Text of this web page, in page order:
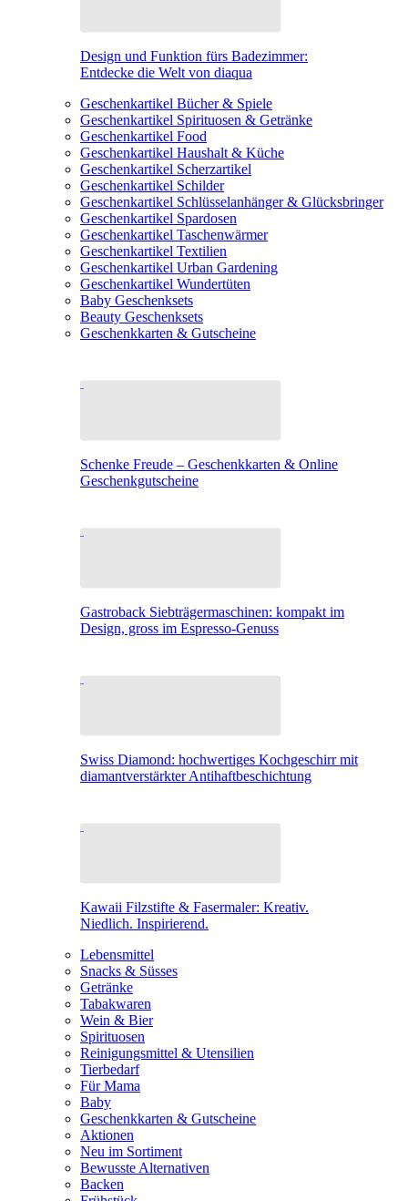
Design und Funktion fürs Badezimmer:
Entdecke die Welt von diaqua
Geschenkartikel Bücher & Spiele
Geschenkartikel Spirituosen & Getränke
Geschenkartikel Food
Geschenkartikel Haushalt & Küche
Geschenkartikel Scherzartikel
Geschenkartikel Schilder
Geschenkartikel Schlüsselanhänger & Glücksbringer
Geschenkartikel Spardosen
Geschenkartikel Taschenwärmer
Geschenkartikel Textilien
Geschenkartikel Urban Gardening
Geschenkartikel Wundertüten
Baby Geschenksets
Beauty Geschenksets
Geschenkkarten & Gutscheine
Schenke Freude – Geschenkkarten & Online
Geschenkgutscheine
Gastroback Siebträgermaschinen: kompakt im
Design, gross im Espresso-Genuss
Swiss Diamond: hochwertiges Kochgeschirr mit
diamantverstärkter Antihaftbeschichtung
Kawaii Filzstifte & Fasermaler: Kreativ.
Niedlich. Inspirierend.
Lebensmittel
Snacks & Süsses
Getränke
Tabakwaren
Wein & Bier
Spirituosen
Reinigungsmittel & Utensilien
Tierbedarf
Für Mama
Baby
Geschenkkarten & Gutscheine
Aktionen
Neu im Sortiment
Bewusste Alternativen
Backen